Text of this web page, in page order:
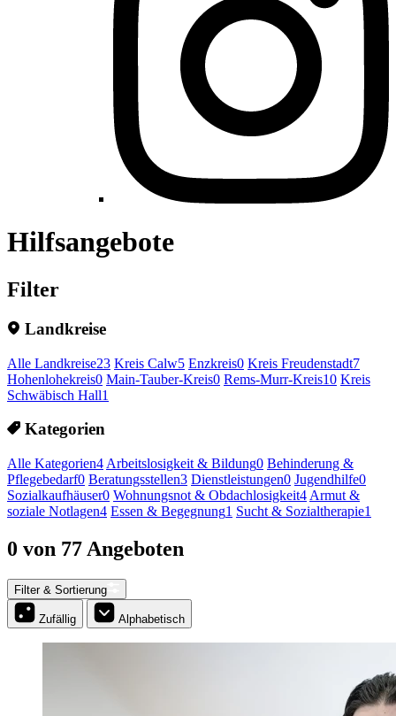
Hilfsangebote
Filter
Landkreise
Alle Landkreise23 Kreis Calw5 Enzkreis0 Kreis Freudenstadt7
Hohenlohekreis0 Main-Tauber-Kreis0 Rems-Murr-Kreis10 Kreis
Schwäbisch Hall1
Kategorien
Alle Kategorien4 Arbeitslosigkeit & Bildung0 Behinderung &
Pflegebedarf0 Beratungsstellen3 Dienstleistungen0 Jugendhilfe0
Sozialkaufhäuser0 Wohnungsnot & Obdachlosigkeit4 Armut &
soziale Notlagen4 Essen & Begegnung1 Sucht & Sozialtherapie1
0 von 77 Angeboten
Filter & Sortierung
Zufällig Alphabetisch